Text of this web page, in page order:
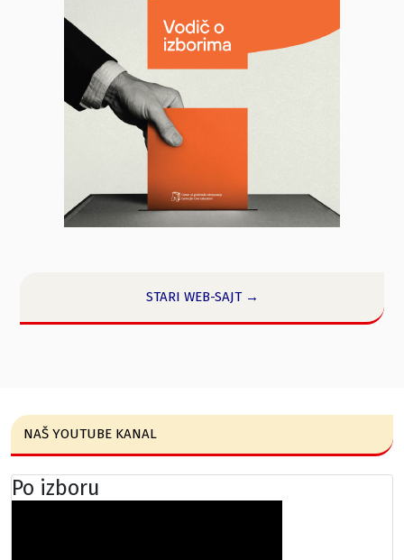
STARI WEB-SAJT →
NAŠ YOUTUBE KANAL
Po izboru